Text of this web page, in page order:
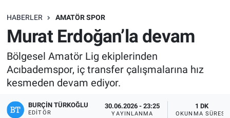
HABERLER AMATÖR SPOR
Murat Erdoğan’la devam
Bölgesel Amatör Lig ekiplerinden
Acıbademspor, iç transfer çalışmalarına hız
kesmeden devam ediyor.
BURÇIN TÜRKOĞLU
EDITÖR
30.06.2026 - 23:25
YAYINLANMA
1 DK
OKUNMA SÜRESI
SAĞLIK
EKONOMİ
EĞİTİM